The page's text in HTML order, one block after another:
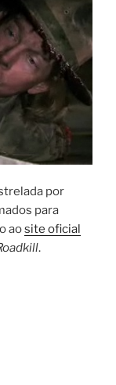
por
para
aosite oficial
.